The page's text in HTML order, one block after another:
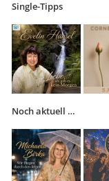
Single-Tipps
Noch aktuell …